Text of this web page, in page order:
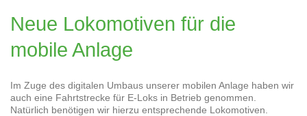
Neue Lokomotiven für die
mobile Anlage
Im Zuge des digitalen Umbaus unserer mobilen Anlage haben wir
auch eine Fahrtstrecke für E-Loks in Betrieb genommen.
Natürlich benötigen wir hierzu entsprechende Lokomotiven.